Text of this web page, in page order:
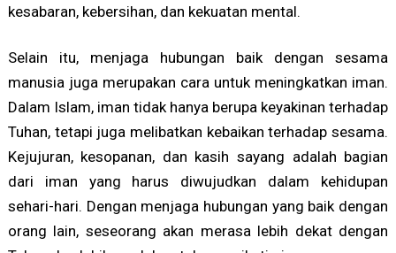
kesabaran, kebersihan, dan kekuatan mental.
Selain itu, menjaga hubungan baik dengan sesama
manusia juga merupakan cara untuk meningkatkan iman.
Dalam Islam, iman tidak hanya berupa keyakinan terhadap
Tuhan, tetapi juga melibatkan kebaikan terhadap sesama.
Kejujuran, kesopanan, dan kasih sayang adalah bagian
dari iman yang harus diwujudkan dalam kehidupan
sehari-hari. Dengan menjaga hubungan yang baik dengan
orang lain, seseorang akan merasa lebih dekat dengan